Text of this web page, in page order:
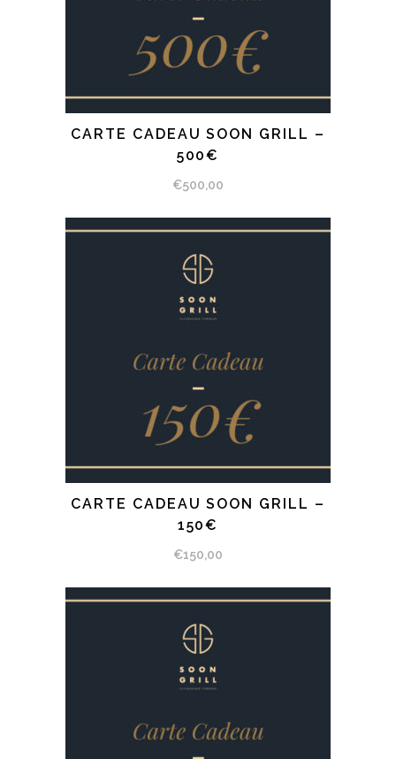
CARTE CADEAU SOON GRILL –
500€
€500,00
CARTE CADEAU SOON GRILL –
150€
€150,00